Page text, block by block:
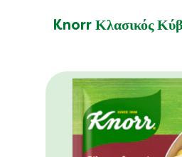
Knorr Κλασικός